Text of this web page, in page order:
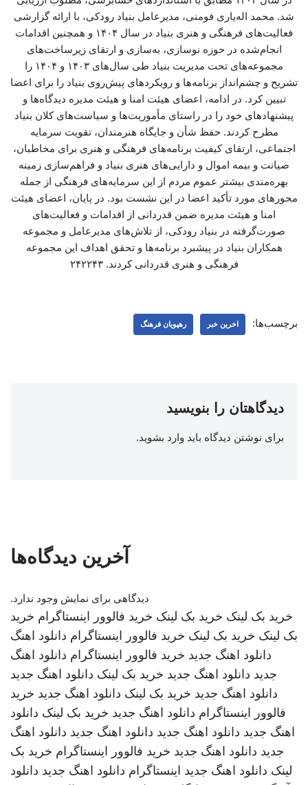
شد. محمد اله‌یاری فومنی، مدیرعامل بنیاد رودکی، با ارائه گزارشی
فعالیت‌های فرهنگی و هنری بنیاد در سال ۱۴۰۴ و همچنین اقدامات
انجام‌شده در حوزه نوسازی، به‌سازی و ارتقای زیرساخت‌های
مجموعه‌های تحت مدیریت بنیاد طی سال‌های ۱۴۰۳ و ۱۴۰۴ را
تشریح و چشم‌انداز برنامه‌ها و رویکردهای پیش‌روی بنیاد را برای اعضا
تبیین کرد. در ادامه، اعضای هیئت امنا و هیئت مدیره دیدگاه‌ها و
پیشنهادهای خود را در راستای مأموریت‌ها و سیاست‌های کلان بنیاد
مطرح کردند. حفظ شأن و جایگاه هنرمندان، تقویت سرمایه
اجتماعی، ارتقای کیفیت برنامه‌های فرهنگی و هنری برای مخاطبان،
صیانت و بیمه اموال و دارایی‌های هنری بنیاد و فراهم‌سازی زمینه
بهره‌مندی بیشتر عموم مردم از این سرمایه‌های فرهنگی از جمله
محورهای مورد تأکید اعضا در این نشست بود. در پایان، اعضای هیئت
امنا و هیئت مدیره ضمن قدردانی از اقدامات و فعالیت‌های
صورت‌گرفته در بنیاد رودکی، از تلاش‌های مدیرعامل و مجموعه
همکاران بنیاد در پیشبرد برنامه‌ها و تحقق اهداف این مجموعه
فرهنگی و هنری قدردانی کردند. ۲۴۲۲۴۳
برچسب‌ها: اخرین خبر رهپویان فرهنگ
دیدگاهتان را بنویسید
برای نوشتن دیدگاه باید وارد بشوید.
آخرین دیدگاه‌ها
دیدگاهی برای نمایش وجود ندارد.
خرید بک لینک خرید بک لینک خرید فالوور اینستاگرام خرید
بک لینک خرید بک لینک خرید فالوور اینستاگرام دانلود اهنگ
دانلود اهنگ جدید خرید فالوور اینستاگرام دانلود اهنگ
جدید دانلود اهنگ جدید خرید بک لینک دانلود اهنگ جدید
دانلود اهنگ جدید خرید بک لینک دانلود اهنگ جدید خرید
فالوور اینستاگرام دانلود اهنگ جدید خرید بک لینک دانلود
اهنگ جدید دانلود اهنگ جدید دانلود اهنگ جدید دانلود اهنگ
جدید دانلود اهنگ جدید خرید فالوور اینستاگرام خرید بک
لینک دانلود اهنگ جدید اینستاگرام دانلود اهنگ جدید دانلود